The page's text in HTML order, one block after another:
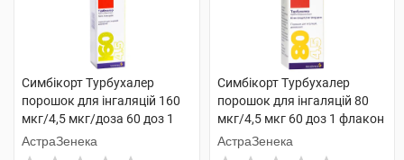
Симбікорт Турбухалер
порошок для інгаляцій 160
мкг/4,5 мкг/доза 60 доз 1
флакон
АстраЗенека
Симбікорт Турбухалер
порошок для інгаляцій 80
мкг/4,5 мкг 60 доз 1 флакон
АстраЗенека